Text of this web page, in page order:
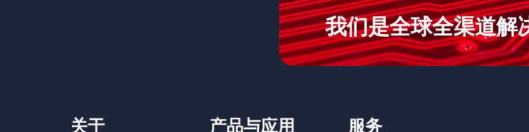
我们是全球全渠道解
关于 产品与应用 服务